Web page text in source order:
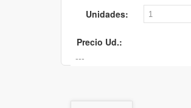
Unidades:
Precio Ud.: